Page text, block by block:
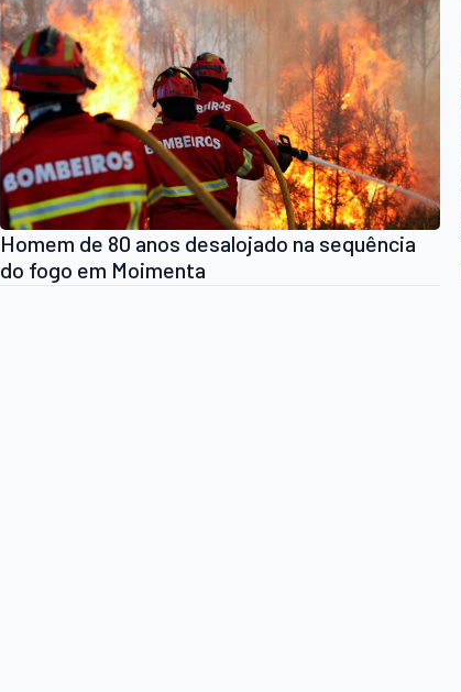
Homem de 80 anos desalojado na sequência
do fogo em Moimenta